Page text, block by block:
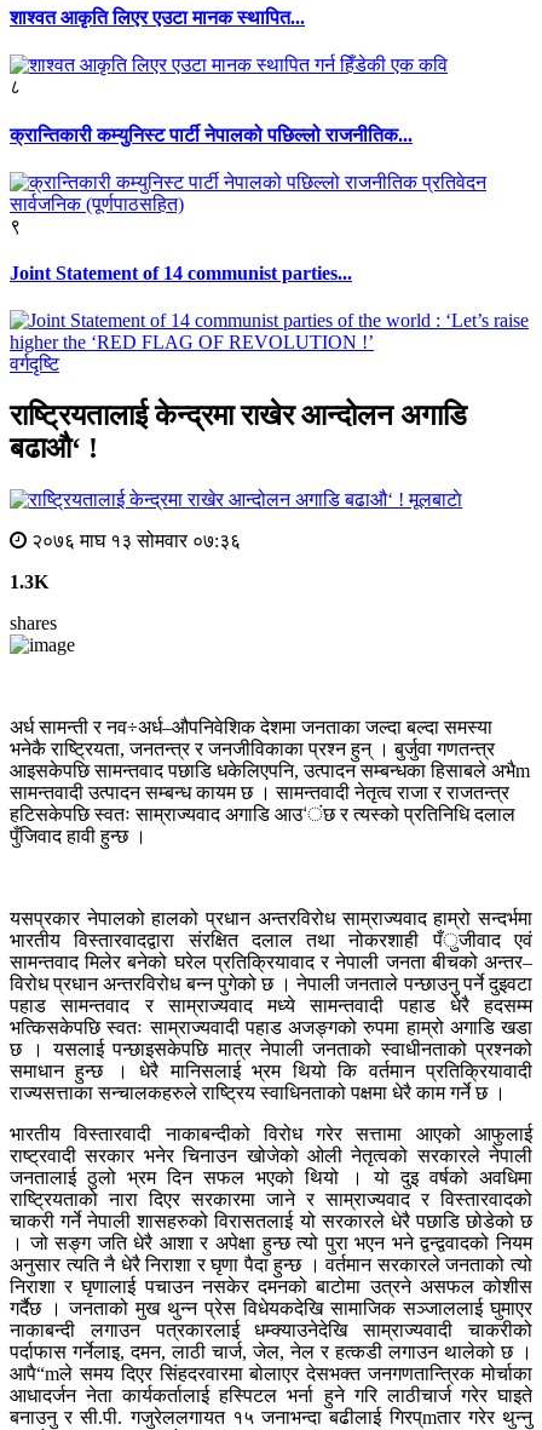
शाश्वत आकृति लिएर एउटा मानक स्थापित...
८
क्रान्तिकारी कम्युनिस्ट पार्टी नेपालको पछिल्लो राजनीतिक...
९
Joint Statement of 14 communist parties...
वर्गदृष्टि
राष्ट्रियतालाई केन्द्रमा राखेर आन्दोलन अगाडि
बढाऔ‘ !
मूलबाटाे
२०७६ माघ १३ सोमवार ०७:३६
1.3K
shares
अर्ध सामन्ती र नव÷अर्ध–औपनिवेशिक देशमा जनताका जल्दा बल्दा समस्या
भनेकै राष्ट्रियता, जनतन्त्र र जनजीविकाका प्रश्न हुन् । बुर्जुवा गणतन्त्र
आइसकेपछि सामन्तवाद पछाडि धकेलिएपनि, उत्पादन सम्बन्धका हिसाबले अभैm
सामन्तवादी उत्पादन सम्बन्ध कायम छ । सामन्तवादी नेतृत्व राजा र राजतन्त्र
हटिसकेपछि स्वतः साम्राज्यवाद अगाडि आउ‘ंछ र त्यस्को प्रतिनिधि दलाल
पुँजिवाद हावी हुन्छ ।
यसप्रकार नेपालको हालको प्रधान अन्तरविरोध साम्राज्यवाद हाम्रो सन्दर्भमा
भारतीय विस्तारवादद्वारा संरक्षित दलाल तथा नोकरशाही पँुजीवाद एवं
सामन्तवाद मिलेर बनेको घरेल प्रतिक्रियावाद र नेपाली जनता बीचको अन्तर–
विरोध प्रधान अन्तरविरोध बन्न पुगेको छ । नेपाली जनताले पन्छाउनु पर्ने दुइवटा
पहाड सामन्तवाद र साम्राज्यवाद मध्ये सामन्तवादी पहाड धेरै हदसम्म
भत्किसकेपछि स्वतः साम्राज्यवादी पहाड अजङ्गको रुपमा हाम्रो अगाडि खडा
छ । यसलाई पन्छाइसकेपछि मात्र नेपाली जनताको स्वाधीनताको प्रश्नको
समाधान हुन्छ । धेरै मानिसलाई भ्रम थियो कि वर्तमान प्रतिक्रियावादी
राज्यसत्ताका सन्चालकहरुले राष्ट्रिय स्वाधिनताको पक्षमा धेरै काम गर्ने छ ।
भारतीय विस्तारवादी नाकाबन्दीको विरोध गरेर सत्तामा आएको आफुलाई
राष्ट्रवादी सरकार भनेर चिनाउन खोजेको ओली नेतृत्वको सरकारले नेपाली
जनतालाई ठुलो भ्रम दिन सफल भएको थियो । यो दुइ वर्षको अवधिमा
राष्ट्रियताको नारा दिएर सरकारमा जाने र साम्राज्यवाद र विस्तारवादको
चाकरी गर्ने नेपाली शासहरुको विरासतलाई यो सरकारले धेरै पछाडि छोडेको छ
। जो सङ्ग जति धेरै आशा र अपेक्षा हुन्छ त्यो पुरा भएन भने द्वन्द्ववादको नियम
अनुसार त्यति नै धेरै निराशा र घृणा पैदा हुन्छ । वर्तमान सरकारले जनताको त्यो
निराशा र घृणालाई पचाउन नसकेर दमनको बाटोमा उत्रने असफल कोशीस
गर्दैछ । जनताको मुख थुन्न प्रेस विधेयकदेखि सामाजिक सञ्जाललाई घुमाएर
नाकाबन्दी लगाउन पत्रकारलाई धम्क्याउनेदेखि साम्राज्यवादी चाकरीको
पर्दाफास गर्नेलाइ, दमन, लाठी चार्ज, जेल, नेल र हत्कडी लगाउन थालेको छ ।
आपै“mले समय दिएर सिंहदरवारमा बोलाएर देसभक्त जनगणतान्त्रिक मोर्चाका
आधादर्जन नेता कार्यकर्तालाई हस्पिटल भर्ना हुने गरि लाठीचार्ज गरेर घाइते
बनाउनु र सी.पी. गजुरेललगायत १५ जनाभन्दा बढीलाई गिरप्mतार गरेर थुन्नु